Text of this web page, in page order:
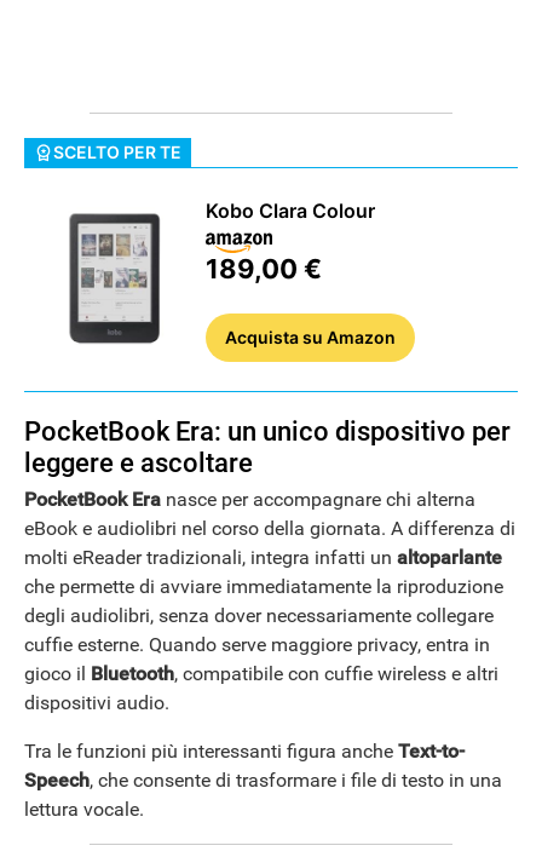
SCELTO PER TE
Kobo Clara Colour
189,00 €
Acquistasu Amazon
PocketBook Era: un unico dispositivo per
leggere e ascoltare
PocketBook Era nasce per accompagnare chi alterna
eBook e audiolibri nel corso della giornata. A differenza di
molti eReader tradizionali, integra infatti un altoparlante
che permette di avviare immediatamente la riproduzione
degli audiolibri, senza dover necessariamente collegare
cuffie esterne. Quando serve maggiore privacy, entra in
gioco il Bluetooth, compatibile con cuffie wireless e altri
dispositivi audio.
Tra le funzioni più interessanti figura anche Text-to-
Speech, che consente di trasformare i file di testo in una
lettura vocale.